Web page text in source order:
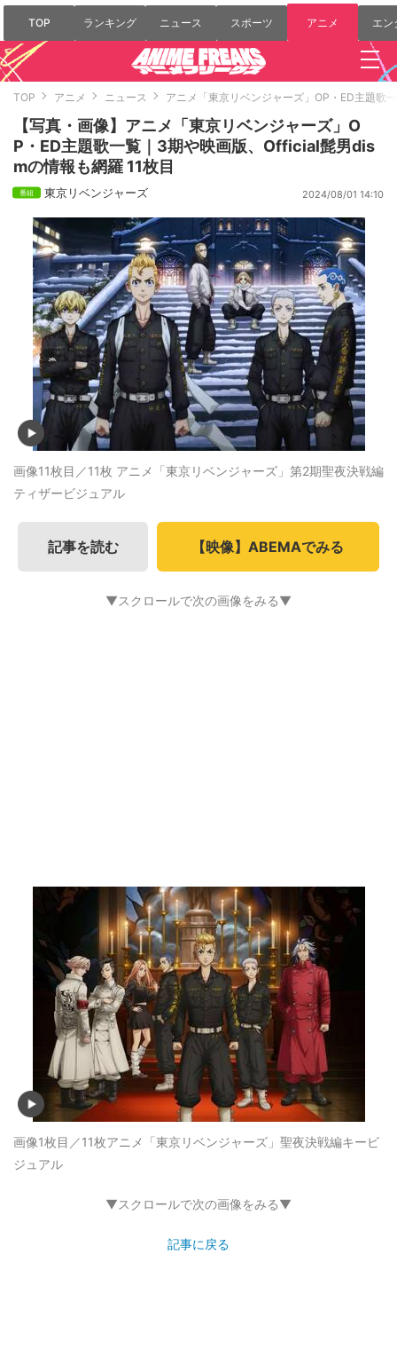
TOP ランキング ニュース スポーツ アニメ エン
TOP アニメ ニュース アニメ「東京リベンジャーズ」OP・ED主題歌
【写真・画像】アニメ「東京リベンジャーズ」O
P・ED主題歌一覧｜3期や映画版、Official髭男dis
mの情報も網羅 11枚目
東京リベンジャーズ 2024/08/01 14:10
画像11枚目／11枚 アニメ「東京リベンジャーズ」第2期聖夜決戦編
ティザービジュアル
記事を読む 【映像】ABEMAでみる
▼スクロールで次の画像をみる▼
画像1枚目／11枚アニメ「東京リベンジャーズ」聖夜決戦編キービ
ジュアル
▼スクロールで次の画像をみる▼
記事に戻る